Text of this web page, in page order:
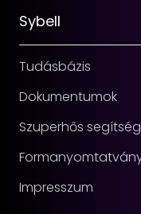
Sybell
Tudásbázis
Dokumentumok
Szuperhős
Impresszum